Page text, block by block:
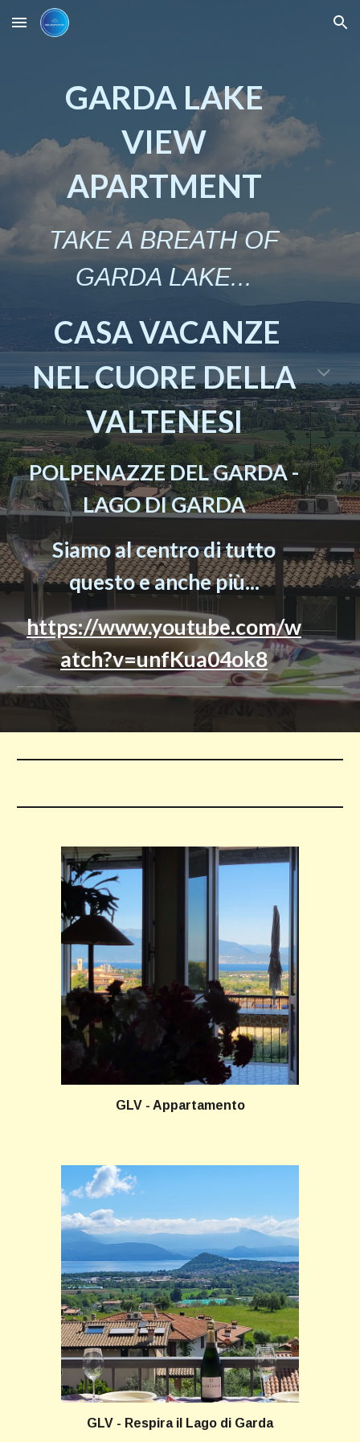
Skip to main content Skip to navigation
GARDA LAKE
VIEW
APARTMENT
TAKE A BREATH OF
GARDA LAKE...
CASA VACANZE
NEL CUORE DELLA
VALTENESI
POLPENAZZE DEL GARDA -
LAGO DI GARDA
Siamo al centro di tutto
questo e anche più...
https://www.youtube.com/w
atch?v=unfKua04ok8
GLV - Appartamento
GLV - Respira il Lago di Garda